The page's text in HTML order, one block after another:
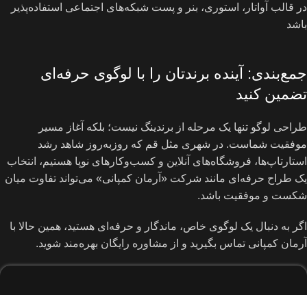
در قالب آواتار، استوری، بنر و پست شبکه‌های اجتماعی استفاده‌پذیر
باشد
جمع‌بندی: آینده برندتان را با لوگوی حرفه‌ای
تضمین کنید
طراحی لوگو تنها یک مرحله از برندینگ نیست؛ بلکه آغاز مسیر
موفقیت شماست. در شهری مثل قم که روزبه‌روز شاهد رشد
استارتاپ‌ها، فروشگاه‌های آنلاین و کسب‌وکارهای نوپا هستیم، انتخاب
یک طراح حرفه‌ای مانند شرکت «آرمان کمپانی» می‌تواند تفاوت میان
شکست و موفقیت باشد.
اگر به دنبال یک لوگوی خاص، ماندگار و حرفه‌ای هستید، همین حالا با
آرمان کمپانی تماس بگیرید و از مشاوره رایگان بهره‌مند شوید.